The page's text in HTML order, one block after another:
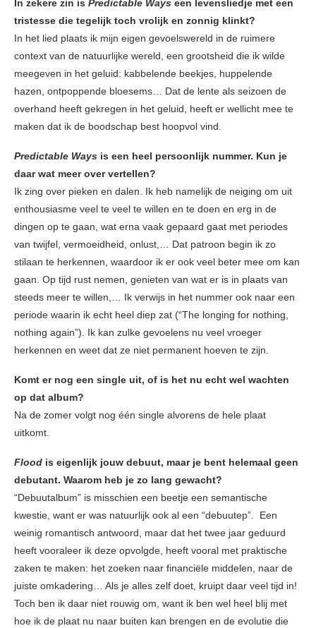
In zekere zin is Predictable Ways een levensliedje met een
tristesse die tegelijk toch vrolijk en zonnig klinkt?
In het lied plaats ik mijn eigen gevoelswereld in de ruimere
context van de natuurlijke wereld, een grootsheid die ik wilde
meegeven in het geluid: kabbelende beekjes, huppelende
hazen, ontpoppende bloesems… Dat de lente als seizoen de
overhand heeft gekregen in het geluid, heeft er wellicht mee te
maken dat ik de boodschap best hoopvol vind.
Predictable Ways is een heel persoonlijk nummer. Kun je
daar wat meer over vertellen?
Ik zing over pieken en dalen. Ik heb namelijk de neiging om uit
enthousiasme veel te veel te willen en te doen en erg in de
dingen op te gaan, wat erna vaak gepaard gaat met periodes
van twijfel, vermoeidheid, onlust,… Dat patroon begin ik zo
stilaan te herkennen, waardoor ik er ook veel beter mee om kan
gaan. Op tijd rust nemen, genieten van wat er is in plaats van
steeds meer te willen,… Ik verwijs in het nummer ook naar een
periode waarin ik echt heel diep zat (“The longing for nothing,
nothing again”). Ik kan zulke gevoelens nu veel vroeger
herkennen en weet dat ze niet permanent hoeven te zijn.
Komt er nog een single uit, of is het nu echt wel wachten
op dat album?
Na de zomer volgt nog één single alvorens de hele plaat
uitkomt.
Flood is eigenlijk jouw debuut, maar je bent helemaal geen
debutant. Waarom heb je zo lang gewacht?
“Debuutalbum” is misschien een beetje een semantische
kwestie, want er was natuurlijk ook al een “debuutep”. Een
weinig romantisch antwoord, maar dat het twee jaar geduurd
heeft vooraleer ik deze opvolgde, heeft vooral met praktische
zaken te maken: het zoeken naar financiële middelen, naar de
juiste omkadering… Als je alles zelf doet, kruipt daar veel tijd in!
Toch ben ik daar niet rouwig om, want ik ben wel heel blij met
hoe ik de plaat nu naar buiten kan brengen en de evolutie die